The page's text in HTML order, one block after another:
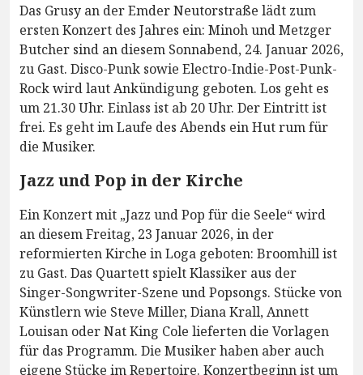
Das Grusy an der Emder Neutorstraße lädt zum
ersten Konzert des Jahres ein: Minoh und Metzger
Butcher sind an diesem Sonnabend, 24. Januar 2026,
zu Gast. Disco-Punk sowie Electro-Indie-Post-Punk-
Rock wird laut Ankündigung geboten. Los geht es
um 21.30 Uhr. Einlass ist ab 20 Uhr. Der Eintritt ist
frei. Es geht im Laufe des Abends ein Hut rum für
die Musiker.
Jazz und Pop in der Kirche
Ein Konzert mit „Jazz und Pop für die Seele“ wird
an diesem Freitag, 23 Januar 2026, in der
reformierten Kirche in Loga geboten: Broomhill ist
zu Gast. Das Quartett spielt Klassiker aus der
Singer-Songwriter-Szene und Popsongs. Stücke von
Künstlern wie Steve Miller, Diana Krall, Annett
Louisan oder Nat King Cole lieferten die Vorlagen
für das Programm. Die Musiker haben aber auch
eigene Stücke im Repertoire. Konzertbeginn ist um